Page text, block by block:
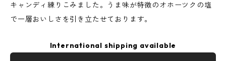
キャンディ練りこみました。うま味が特徴のオホーツクの塩
で一層おいしさを引き立たせております。
International shipping available